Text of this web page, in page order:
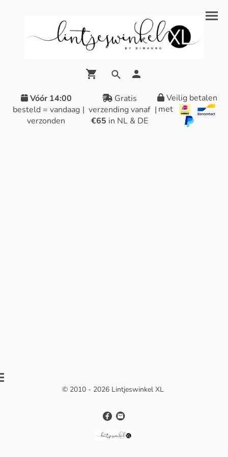
Vóór 14:00
besteld = vandaag
verzonden
|
Gratis
verzending vanaf
€65 in NL & DE
|
Veilig betalen
met
© 2010 - 2026 Lintjeswinkel XL